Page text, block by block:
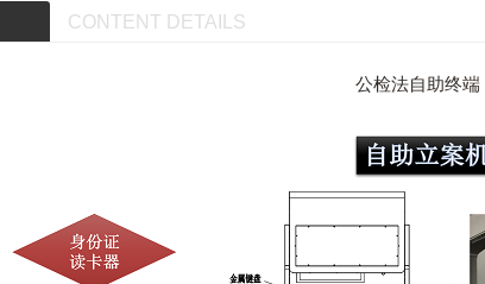
CONTENT DETAILS
公检法自助终端